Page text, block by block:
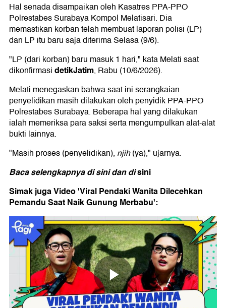
Hal senada disampaikan oleh Kasatres PPA-PPO
Polrestabes Surabaya Kompol Melatisari. Dia
memastikan korban telah membuat laporan polisi (LP)
dan LP itu baru saja diterima Selasa (9/6).
"LP (dari korban) baru masuk 1 hari," kata Melati saat
dikonfirmasidetikJatim, Rabu (10/6/2026).
Melati menegaskan bahwa saat ini serangkaian
penyelidikan masih dilakukan oleh penyidik PPA-PPO
Polrestabes Surabaya. Beberapa hal yang dilakukan
ialah memeriksa para saksi serta mengumpulkan alat-alat
bukti lainnya.
"Masih proses (penyelidikan), njih(ya)," ujarnya.
Baca selengkapnyadi sinidandisini
Simak juga Video 'Viral Pendaki Wanita Dilecehkan
Pemandu Saat Naik Gunung Merbabu':